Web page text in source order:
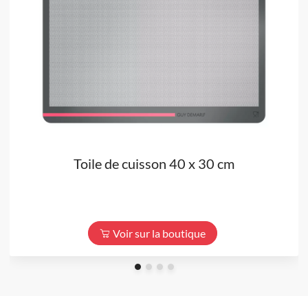
Toile de cuisson 40 x 30 cm
Voir sur la boutique